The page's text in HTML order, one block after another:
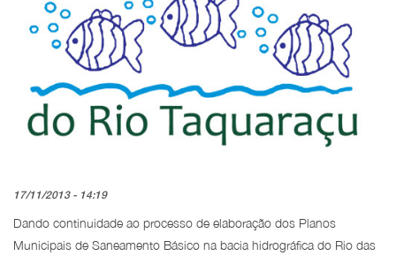
17/11/2013 - 14:19
Dando continuidade ao processo de elaboração dos Planos
Municipais de Saneamento Básico na bacia hidrográfica do Rio das